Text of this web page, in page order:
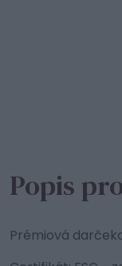
Popis
Prémiová